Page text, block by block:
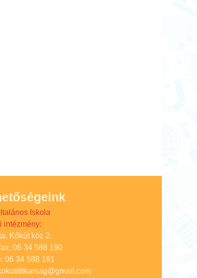
Iskola
intézmény:
Kőkút köz 2.
06 34 588 190
06 34 588 191